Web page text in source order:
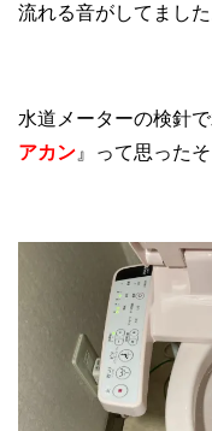
流れる音がしてました
水道メーターの検針
アカン 』って思ったそ